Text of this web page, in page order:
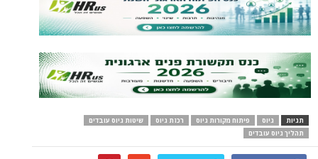
תגיות גיוס פיתוח מקורות גיוס רכזת גיוס
שיטות גיוס עובדים
תהליך גיוס עובדים